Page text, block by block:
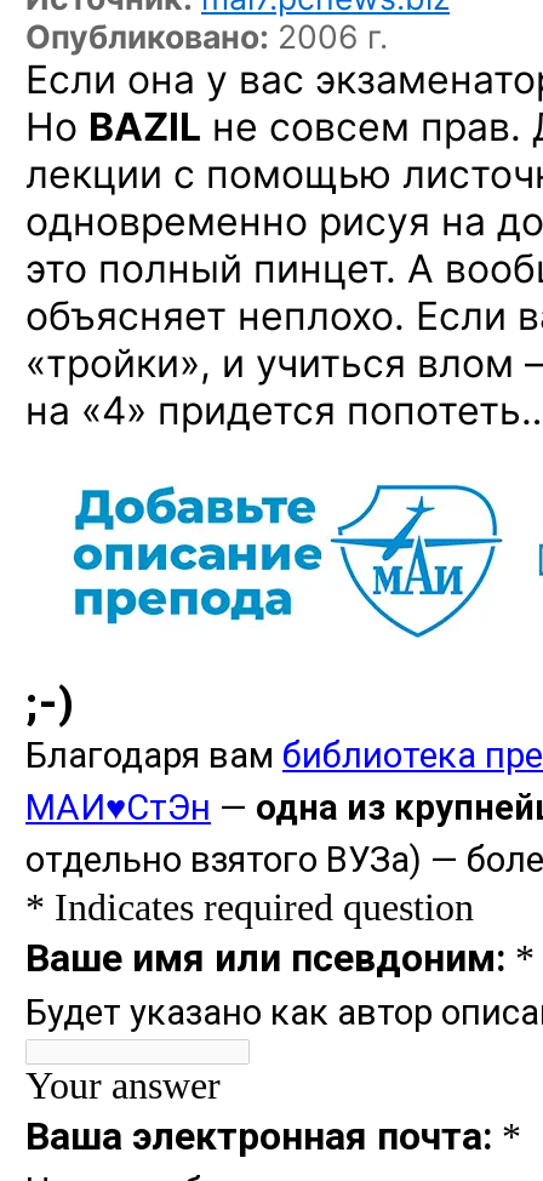
Опубликовано: 2006 г.
Если она у вас
Но BAZIL не совсем прав.
лекции с помощью
одновременно рисуя на
это полный пинцет. А
объясняет неплохо. Если
«тройки», и учиться
на «4» придется